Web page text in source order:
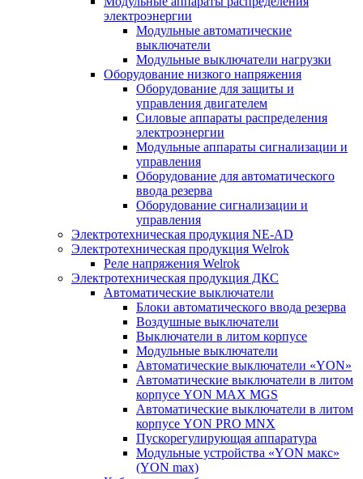
электроэнергии
Модульные автоматические
выключатели
Модульные выключатели нагрузки
Оборудование низкого напряжения
Оборудование для защиты и
управления двигателем
Силовые аппараты распределения
электроэнергии
Модульные аппараты сигнализации и
управления
Оборудование для автоматического
ввода резерва
Оборудование сигнализации и
управления
Электротехническая продукция NE-AD
Электротехническая продукция Welrok
Реле напряжения Welrok
Электротехническая продукция ДКС
Автоматические выключатели
Блоки автоматического ввода резерва
Воздушные выключатели
Выключатели в литом корпусе
Модульные выключатели
Автоматические выключатели «YON»
Автоматические выключатели в литом
корпусе YON MAX MGS
Автоматические выключатели в литом
корпусе YON PRO MNX
Пускорегулирующая аппаратура
Модульные устройства «YON макс»
(YON max)